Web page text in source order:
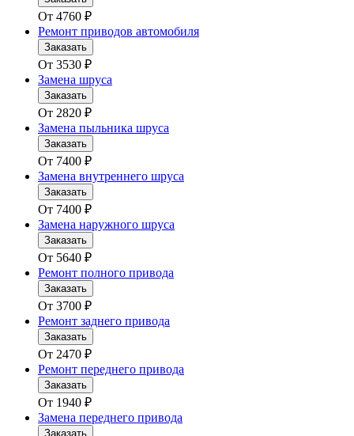
От 4760 ₽
Ремонт приводов автомобиля
Заказать
От 3530 ₽
Замена шруса
Заказать
От 2820 ₽
Замена пыльника шруса
Заказать
От 7400 ₽
Замена внутреннего шруса
Заказать
От 7400 ₽
Замена наружного шруса
Заказать
От 5640 ₽
Ремонт полного привода
Заказать
От 3700 ₽
Ремонт заднего привода
Заказать
От 2470 ₽
Ремонт переднего привода
Заказать
От 1940 ₽
Замена переднего привода
Заказать